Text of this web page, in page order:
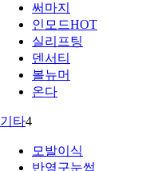
써마지
인모드HOT
실리프팅
덴서티
볼뉴머
온다
기타4
모발이식
반영구눈썹